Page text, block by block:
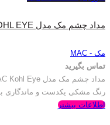
مداد چشم مک مدل MAC KOHL EYE
مک - MAC
تماس بگیرید
رنگ مشکی یکدست و ماندگاری بالای 12 ساعت می
اطلاعات بیشتر